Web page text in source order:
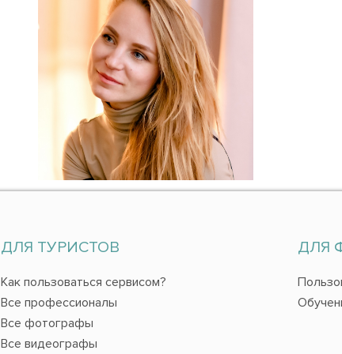
ДЛЯ ТУРИСТОВ
Как пользоваться сервисом?
Все профессионалы
Все фотографы
Все видеографы
ДЛЯ